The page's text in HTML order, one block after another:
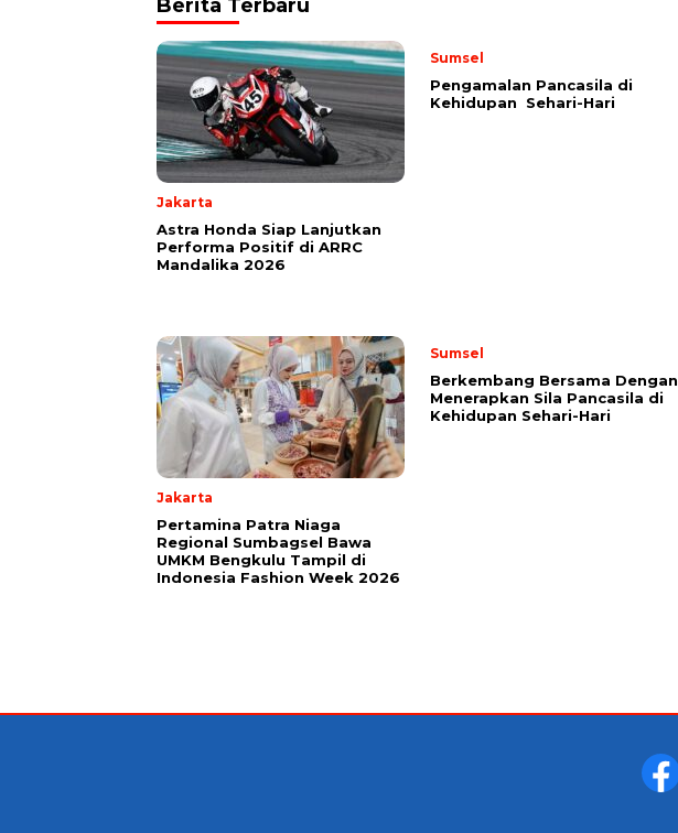
Berita Terbaru
Jakarta
Astra Honda Siap Lanjutkan
Performa Positif di ARRC
Mandalika 2026
Sumsel
Pengamalan Pancasila di
Kehidupan Sehari-Hari
Jakarta
Pertamina Patra Niaga
Regional Sumbagsel Bawa
UMKM Bengkulu Tampil di
Indonesia Fashion Week 2026
Sumsel
Berkembang Bersama Dengan
Menerapkan Sila Pancasila di
Kehidupan Sehari-Hari